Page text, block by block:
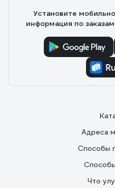
Установите
информация по
Адреса
Способы
Что